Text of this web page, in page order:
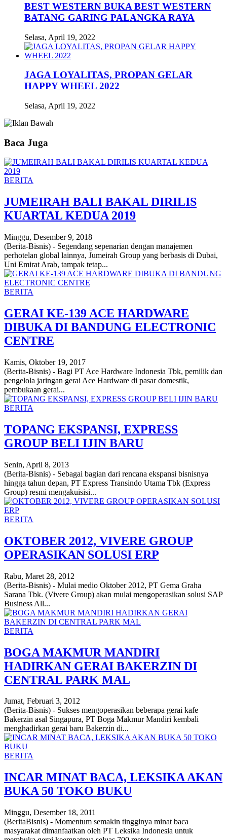
BEST WESTERN BUKA BEST WESTERN
BATANG GARING PALANGKA RAYA
Selasa, April 19, 2022
JAGA LOYALITAS, PROPAN GELAR
HAPPY WHEEL 2022
Selasa, April 19, 2022
Baca Juga
BERITA
JUMEIRAH BALI BAKAL DIRILIS
KUARTAL KEDUA 2019
Minggu, Desember 9, 2018
(Berita-Bisnis) - Segendang sepenarian dengan manajemen
perhotelan global lainnya, Jumeirah Group yang berbasis di Dubai,
Uni Emirat Arab, tampak tetap...
BERITA
GERAI KE-139 ACE HARDWARE
DIBUKA DI BANDUNG ELECTRONIC
CENTRE
Kamis, Oktober 19, 2017
(Berita-Bisnis) - Bagi PT Ace Hardware Indonesia Tbk, pemilik dan
pengelola jaringan gerai Ace Hardware di pasar domestik,
pembukaan gerai...
BERITA
TOPANG EKSPANSI, EXPRESS
GROUP BELI IJIN BARU
Senin, April 8, 2013
(Berita-Bisnis) - Sebagai bagian dari rencana ekspansi bisnisnya
hingga tahun depan, PT Express Transindo Utama Tbk (Express
Group) resmi mengakuisisi...
BERITA
OKTOBER 2012, VIVERE GROUP
OPERASIKAN SOLUSI ERP
Rabu, Maret 28, 2012
(Berita-Bisnis) - Mulai medio Oktober 2012, PT Gema Graha
Sarana Tbk. (Vivere Group) akan mulai mengoperasikan solusi SAP
Business All...
BERITA
BOGA MAKMUR MANDIRI
HADIRKAN GERAI BAKERZIN DI
CENTRAL PARK MAL
Jumat, Februari 3, 2012
(Berita-Bisnis) - Sukses mengoperasikan beberapa gerai kafe
Bakerzin asal Singapura, PT Boga Makmur Mandiri kembali
menghadirkan gerai baru Bakerzin di...
BERITA
INCAR MINAT BACA, LEKSIKA AKAN
BUKA 50 TOKO BUKU
Minggu, Desember 18, 2011
(BeritaBisnis) - Momentum semakin tingginya minat baca
masyarakat dimanfaatkan oleh PT Leksika Indonesia untuk